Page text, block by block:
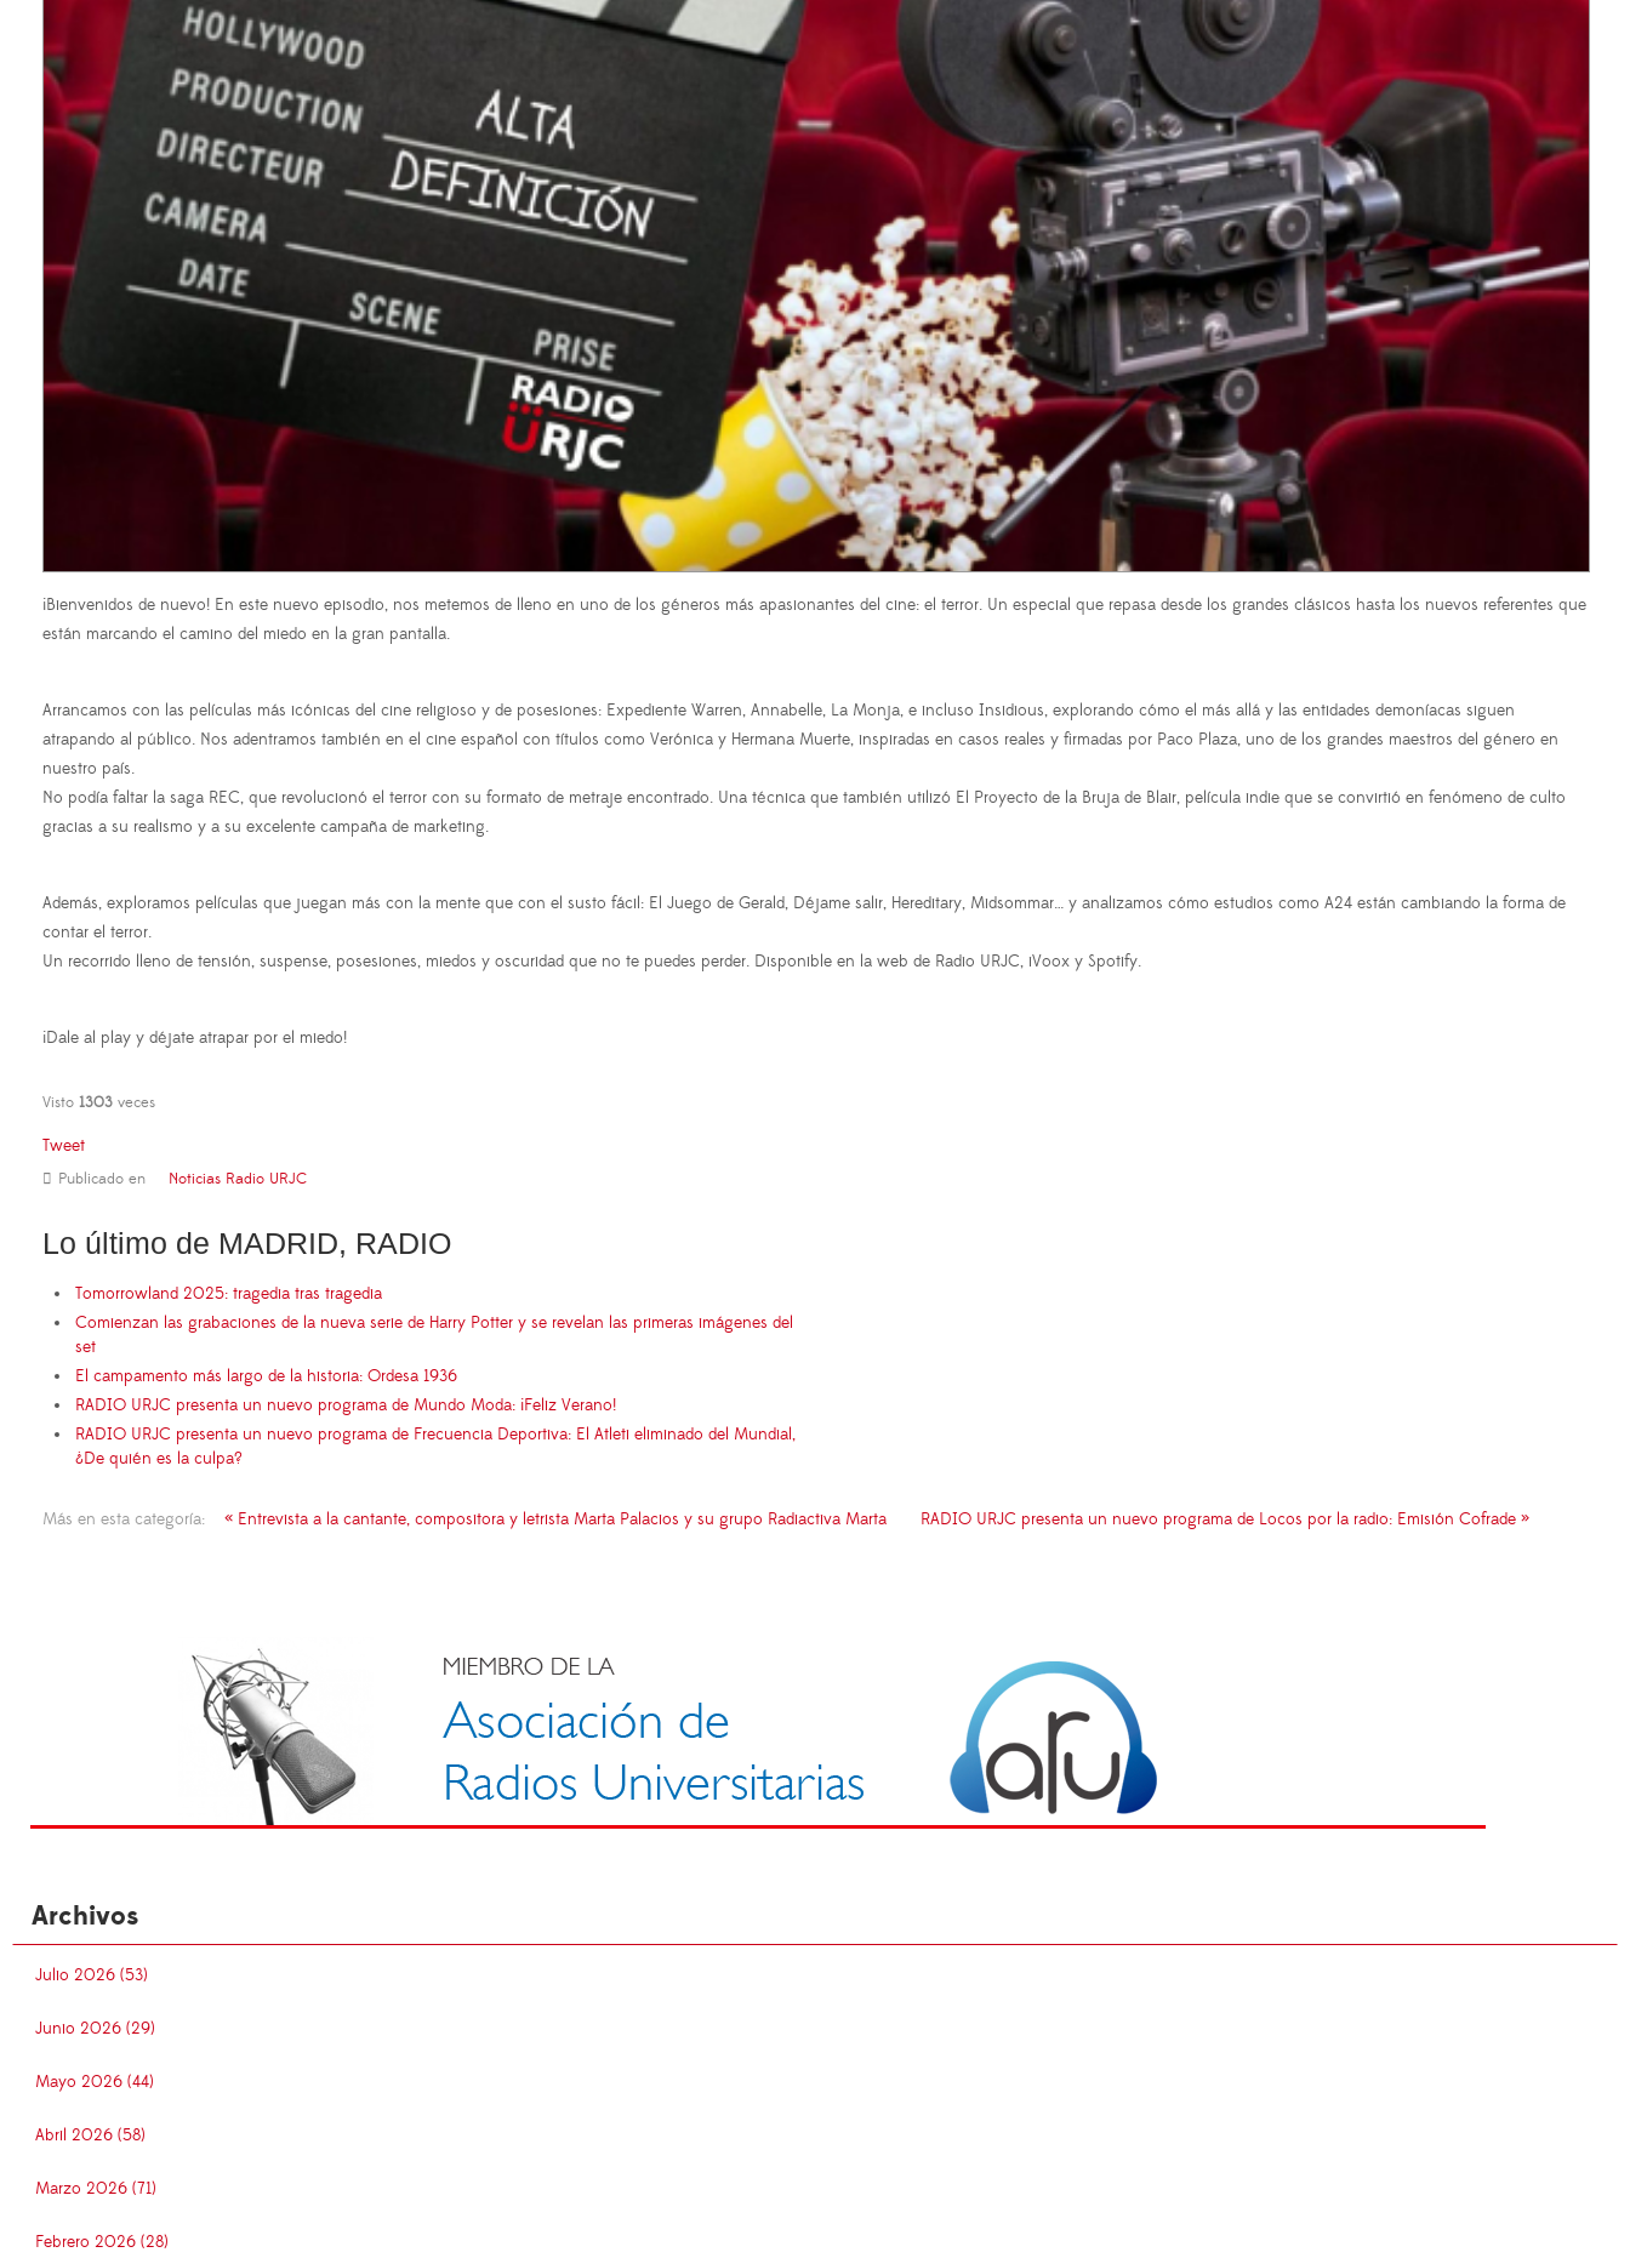
¡Bienvenidos de nuevo! En este nuevo episodio, nos metemos de lleno en uno de los géneros más apasionantes del cine: el terror. Un especial que repasa desde los grandes clásicos hasta los nuevos referentes que
están marcando el camino del miedo en la gran pantalla.
Arrancamos con las películas más icónicas del cine religioso y de posesiones: Expediente Warren, Annabelle, La Monja, e incluso Insidious, explorando cómo el más allá y las entidades demoníacas siguen
atrapando al público. Nos adentramos también en el cine español con títulos como Verónica y Hermana Muerte, inspiradas en casos reales y firmadas por Paco Plaza, uno de los grandes maestros del género en
nuestro país.
No podía faltar la saga REC, que revolucionó el terror con su formato de metraje encontrado. Una técnica que también utilizó El Proyecto de la Bruja de Blair, película indie que se convirtió en fenómeno de culto
gracias a su realismo y a su excelente campaña de marketing.
Además, exploramos películas que juegan más con la mente que con el susto fácil: El Juego de Gerald, Déjame salir, Hereditary, Midsommar… y analizamos cómo estudios como A24 están cambiando la forma de
contar el terror.
Un recorrido lleno de tensión, suspense, posesiones, miedos y oscuridad que no te puedes perder. Disponible en la web de Radio URJC, iVoox y Spotify.
¡Dale al play y déjate atrapar por el miedo!
Visto 1303 veces
Tweet
Publicado en Noticias Radio URJC
Lo último de MADRID, RADIO
Tomorrowland 2025: tragedia tras tragedia
Comienzan las grabaciones de la nueva serie de Harry Potter y se revelan las primeras imágenes del
set
El campamento más largo de la historia: Ordesa 1936
RADIO URJC presenta un nuevo programa de Mundo Moda: ¡Feliz Verano!
RADIO URJC presenta un nuevo programa de Frecuencia Deportiva: El Atleti eliminado del Mundial,
¿De quién es la culpa?
Más en esta categoría: « Entrevista a la cantante, compositora y letrista Marta Palacios y su grupo Radiactiva Marta RADIO URJC presenta un nuevo programa de Locos por la radio: Emisión Cofrade »
Archivos
Julio 2026 (53)
Junio 2026 (29)
Mayo 2026 (44)
Abril 2026 (58)
Marzo 2026 (71)
Febrero 2026 (28)